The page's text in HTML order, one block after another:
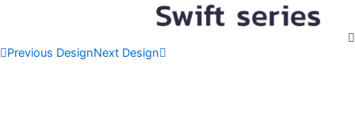
Previous DesignNext Design